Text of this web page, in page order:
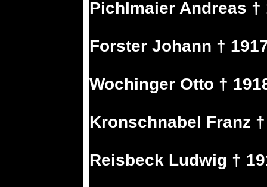
Pichlmaier Andreas †
Forster Johann †
Wochinger Otto †
Kronschnabel Franz
Reisbeck Ludwig †